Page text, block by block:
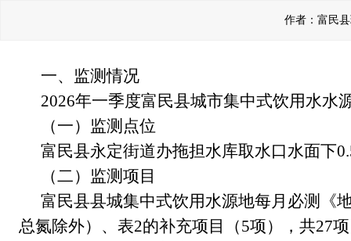
作者：富民
一、监测情况
2026年一季度富民县城市集中式饮用水水
（一）监测点位
富民县永定街道办拖担水库取水口水面下
（二）监测项目
富民县县城集中式饮用水源地每月必测《
总氮除外）、表2的补充项目（5项），共27